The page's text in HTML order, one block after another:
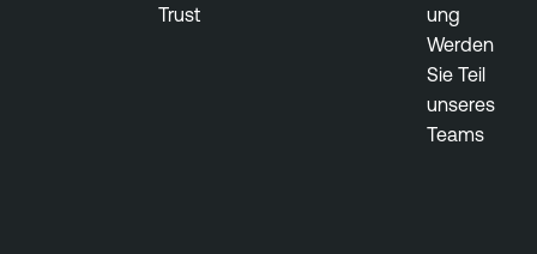
Trust
ung
Werden
Sie Teil
unseres
Teams